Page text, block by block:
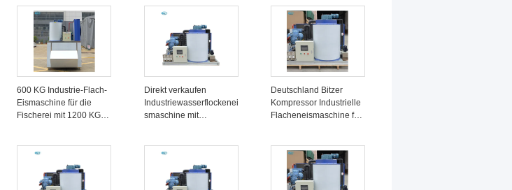
Technologie
600 KG Industrie-Flach-
Eismaschine für die
Fischerei mit 1200 KG
Lösungen
Direkt verkaufen
Industriewasserflockenei
smaschine mit
Deutschland Bitzer
Kompressor Industrielle
Flacheneismaschine für